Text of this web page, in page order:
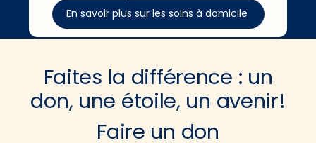
En savoir plus sur les soins à domicile
Faites la différence : un
don, une étoile, un avenir!
Faire un don